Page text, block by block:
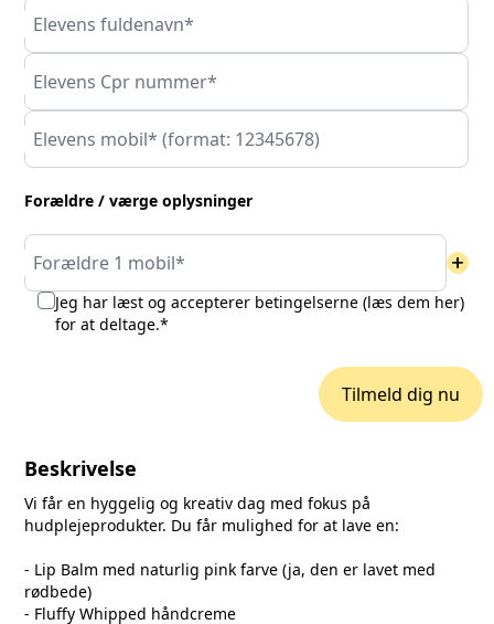
Elevens fuldenavn*
Elevens Cpr nummer*
Elevens mobil* (format: 12345678)
Forældre / værge oplysninger
Forældre 1 mobil* add
Jeg har læst og accepterer betingelserne (læs dem her)
for at deltage.*
Tilmeld dig nu
Beskrivelse
Vi får en hyggelig og kreativ dag med fokus på
hudplejeprodukter. Du får mulighed for at lave en:
- Lip Balm med naturlig pink farve (ja, den er lavet med
rødbede)
- Fluffy Whipped håndcreme